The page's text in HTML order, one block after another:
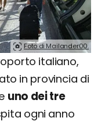
Foto di Mailander00.
italiano,
in provincia di
uno dei tre
ogni anno